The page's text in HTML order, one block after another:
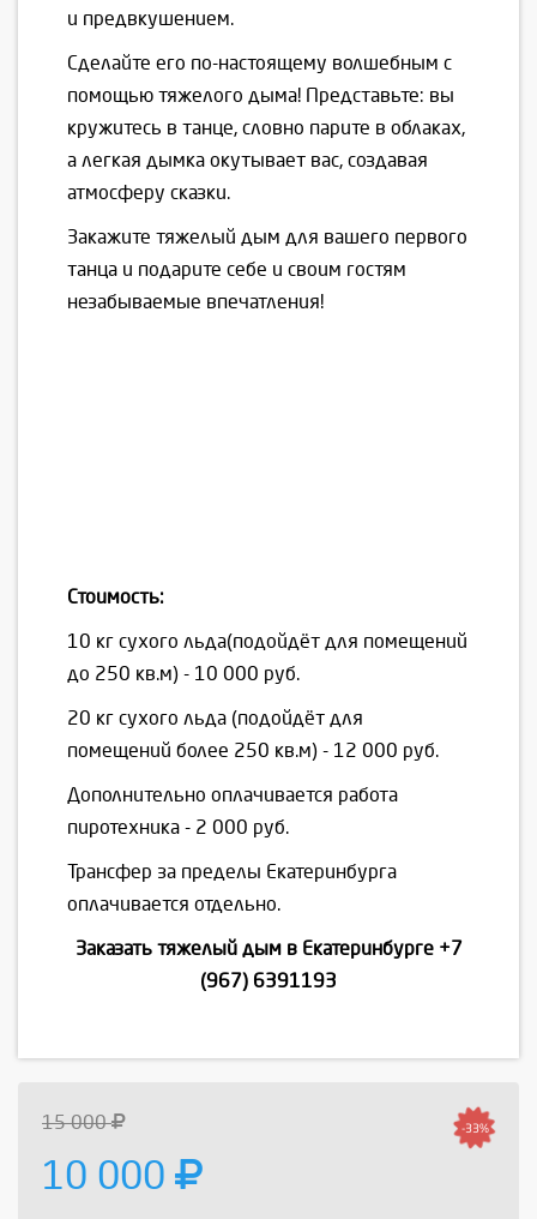
и предвкушением.
Сделайте его по-настоящему волшебным с
помощью тяжелого дыма! Представьте: вы
кружитесь в танце, словно парите в облаках,
а легкая дымка окутывает вас, создавая
атмосферу сказки.
Закажите тяжелый дым для вашего первого
танца и подарите себе и своим гостям
незабываемые впечатления!
Стоимость:
10 кг сухого льда(подойдёт для помещений
до 250 кв.м) - 10 000 руб.
20 кг сухого льда (подойдёт для
помещений более 250 кв.м) - 12 000 руб.
Дополнительно оплачивается работа
пиротехника - 2 000 руб.
Трансфер за пределы Екатеринбурга
оплачивается отдельно.
Заказать тяжелый дым в Екатеринбурге +7
(967) 6391193
15 000
10 000
-33%